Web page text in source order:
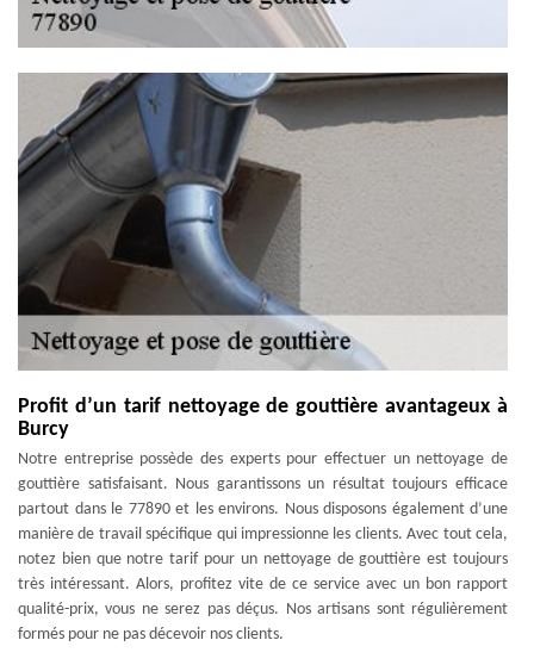
Profit d’un tarif nettoyage de gouttière avantageux à
Burcy
Notre entreprise possède des experts pour effectuer un nettoyage de
gouttière satisfaisant. Nous garantissons un résultat toujours efficace
partout dans le 77890 et les environs. Nous disposons également d’une
manière de travail spécifique qui impressionne les clients. Avec tout cela,
notez bien que notre tarif pour un nettoyage de gouttière est toujours
très intéressant. Alors, profitez vite de ce service avec un bon rapport
qualité-prix, vous ne serez pas déçus. Nos artisans sont régulièrement
formés pour ne pas décevoir nos clients.